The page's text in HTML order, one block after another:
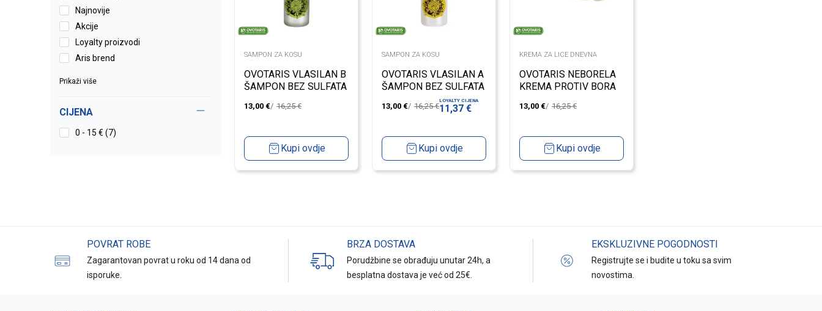
Najnovije
Akcije
Loyalty proizvodi
Aris brend
Prikaži više
CIJENA
0 - 15 € (7)
SAMPON ZA KOSU
OVOTARIS VLASILAN B
ŠAMPON BEZ SULFATA
KOSE
13,00 € 16,25€
Kupi ovdje
SAMPON ZA KOSU
OVOTARIS VLASILAN A
ŠAMPON BEZ SULFATA
PROTIV PERUTI I
OPADANJA KOSE
13,00 € 16,25€
LOYALTY CIJENA
11,37 €
Kupi ovdje
KREMA ZA LICE DNEVNA
OVOTARIS NEBORELA
KREMA PROTIV BORA
13,00 € 16,25€
Kupi ovdje
POVRAT ROBE
Zagarantovan povrat u roku od 14 dana od
isporuke.
BRZA DOSTAVA
Porudžbine se obrađuju unutar 24h, a
besplatna dostava je već od 25€.
EKSKLUZIVNE POGODNOSTI
Registrujte se i budite u toku sa svim
novostima.